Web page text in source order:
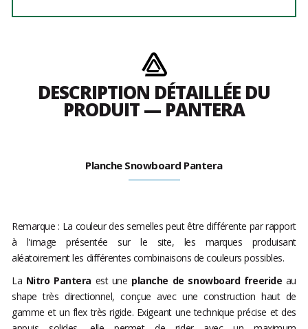
DESCRIPTION DÉTAILLÉE DU
PRODUIT — PANTERA
Planche Snowboard Pantera
Remarque : La couleur des semelles peut être différente par rapport
à l'image présentée sur le site, les marques produisant
aléatoirement les différentes combinaisons de couleurs possibles.
La Nitro Pantera est une planche de snowboard freeride au
shape très directionnel, conçue avec une construction haut de
gamme et un flex très rigide. Exigeant une technique précise et des